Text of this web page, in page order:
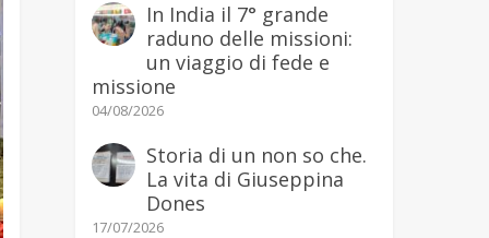
In India il 7° grande
raduno delle missioni:
un viaggio di fede e
missione
04/08/2026
Storia di un non so che.
La vita di Giuseppina
Dones
17/07/2026